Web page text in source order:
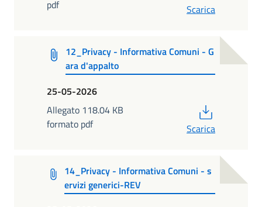
pdf Scarica
12_Privacy - Informativa Comuni - G
ara d'appalto
25-05-2026
Allegato 118.04 KB
formato pdf
Scarica
14_Privacy - Informativa Comuni - s
ervizi generici-REV